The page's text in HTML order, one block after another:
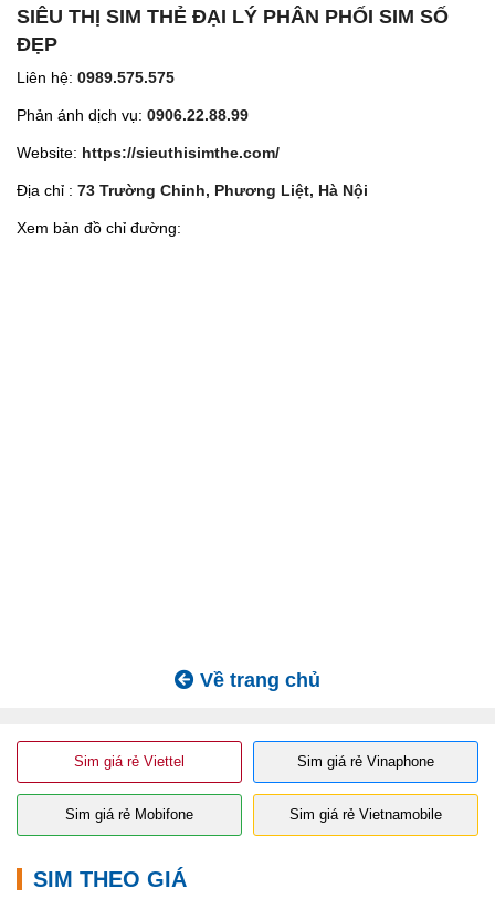
SIÊU THỊ SIM THẺ ĐẠI LÝ PHÂN PHỐI SIM SỐ
ĐẸP
Liên hệ: 0989.575.575
Phản ánh dịch vụ: 0906.22.88.99
Website: https://sieuthisimthe.com/
Địa chỉ : 73 Trường Chinh, Phương Liệt, Hà Nội
Xem bản đồ chỉ đường:
Về trang chủ
Sim giá rẻ Viettel Sim giá rẻ Vinaphone
Sim giá rẻ Mobifone Sim giá rẻ Vietnamobile
SIM THEO GIÁ